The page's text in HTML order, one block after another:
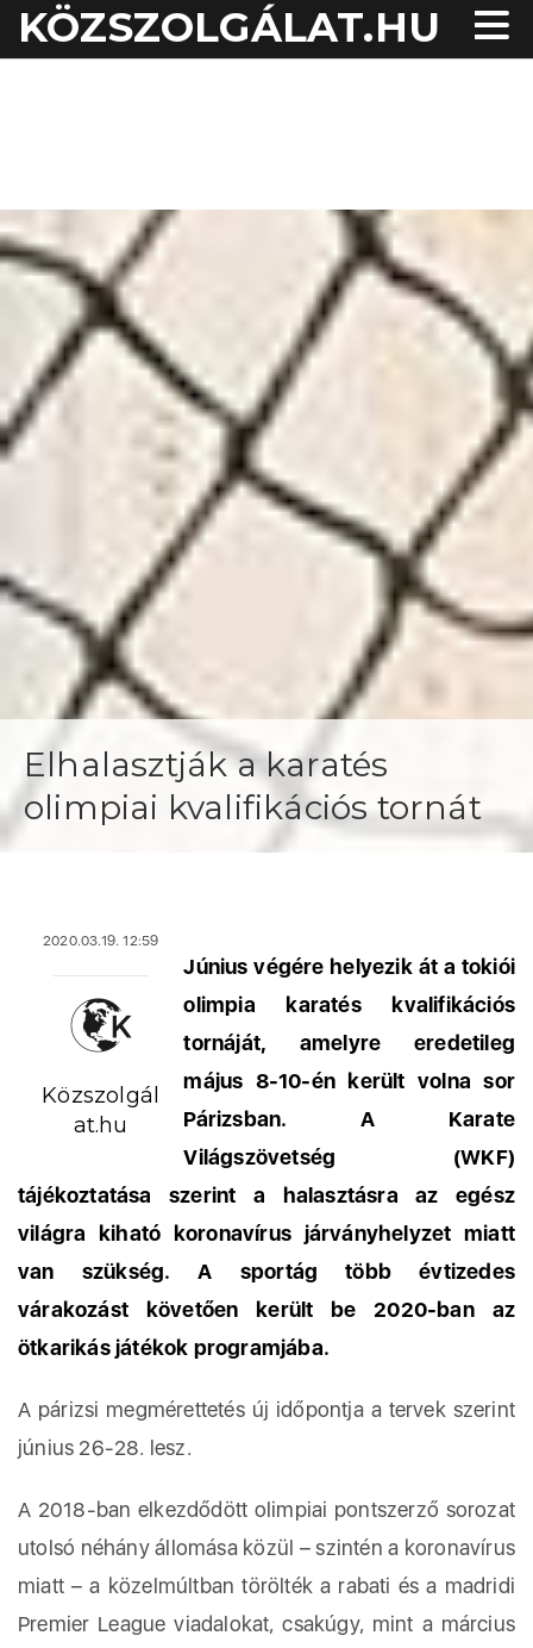
KÖZSZOLGÁLAT.HU
Elhalasztják a karatés
olimpiai kvalifikációs tornát
2020.03.19. 12:59
Közszolgál
at.hu
Június végére helyezik át a tokiói
olimpia karatés kvalifikációs
tornáját, amelyre eredetileg
május 8-10-én került volna sor
Párizsban. A Karate
Világszövetség (WKF)
tájékoztatása szerint a halasztásra az egész
világra kiható koronavírus járványhelyzet miatt
van szükség. A sportág több évtizedes
várakozást követően került be 2020-ban az
ötkarikás játékok programjába.
A párizsi megmérettetés új időpontja a tervek szerint
június 26-28. lesz.
A 2018-ban elkezdődött olimpiai pontszerző sorozat
utolsó néhány állomása közül – szintén a koronavírus
miatt – a közelmúltban törölték a rabati és a madridi
Premier League viadalokat, csakúgy, mint a március